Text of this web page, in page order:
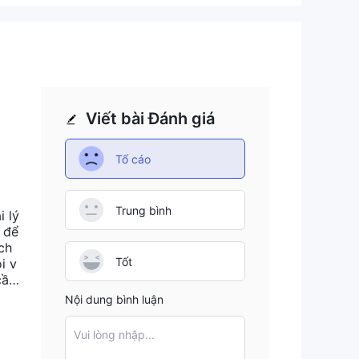
lý
để
v
c
Viết bài Đánh giá
Tố cáo
Trung bình
Tốt
Nội dung bình luận
Vui lòng nhập...